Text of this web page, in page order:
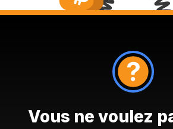
Vous ne voulez